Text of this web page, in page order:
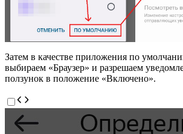
Затем в качестве приложения по
выбираем «Браузер» и разрешаем
ползунок в положение «Включено».